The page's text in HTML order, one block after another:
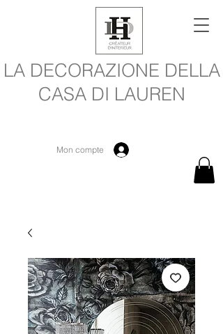
LA DECORAZIONE DELLA
CASA DI LAUREN
Mon compte